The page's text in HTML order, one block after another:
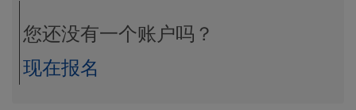
您还没有一个账户吗？
现在报名